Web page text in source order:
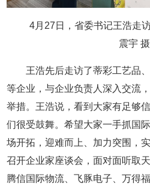
4月27日，省委书记王浩走
震宇 摄
王浩先后走访了蒂彩工艺品
等企业，与企业负责人深入交流
举措。王浩说，看到大家有足够
们很受鼓舞。希望大家一手抓国
场开拓，迎难而上、加力突围，
召开企业家座谈会，面对面听取
腾信国际物流、飞豚电子、万得